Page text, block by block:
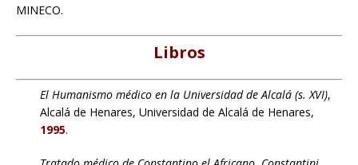
MINECO.
Libros
El Humanismo médico en la Universidad de Alcalá (s. XVI),
Alcalá de Henares, Universidad de Alcalá de Henares,
1995.